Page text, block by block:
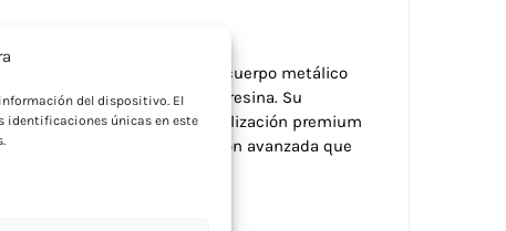
del dispositivo. El
identificaciones únicas en este
y vivos colores. Con cuerpo metálico
marcaje en doming/gota de resina. Su
hacen perfecto para personalización premium
un regalo con personalización avanzada que